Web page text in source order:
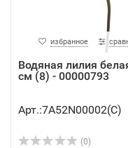
избранное
Водяная лилия
см (8) - 00000793
Арт.:7A52N00002(C)
(0)